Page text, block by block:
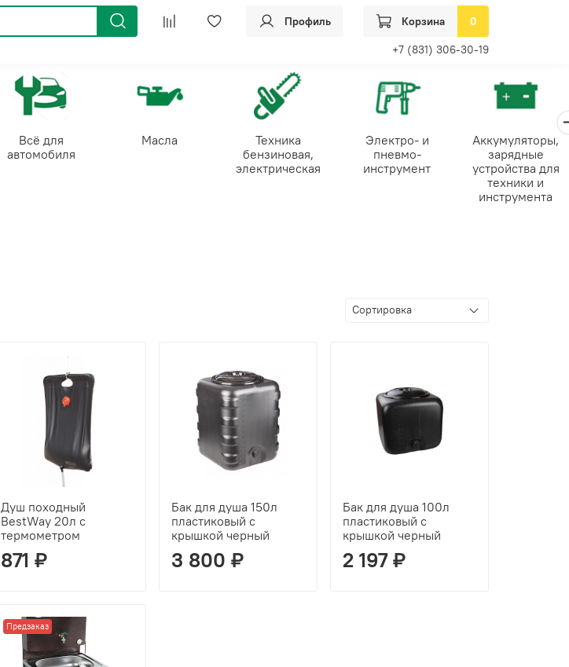
Профиль Корзина 0
+7 (831) 306-30-19
Всё для
автомобиля
Масла
Техника
бензиновая,
электрическая
Электро- и
пневмо-
инструмент
Аккумуляторы,
зарядные
устройства для
техники и
инструмента
Душ походный
BestWay 20л с
термометром
871 ₽
Бак для душа 150л
пластиковый с
крышкой черный
3 800 ₽
Бак для душа 100л
пластиковый с
крышкой черный
2 197 ₽
Предзаказ